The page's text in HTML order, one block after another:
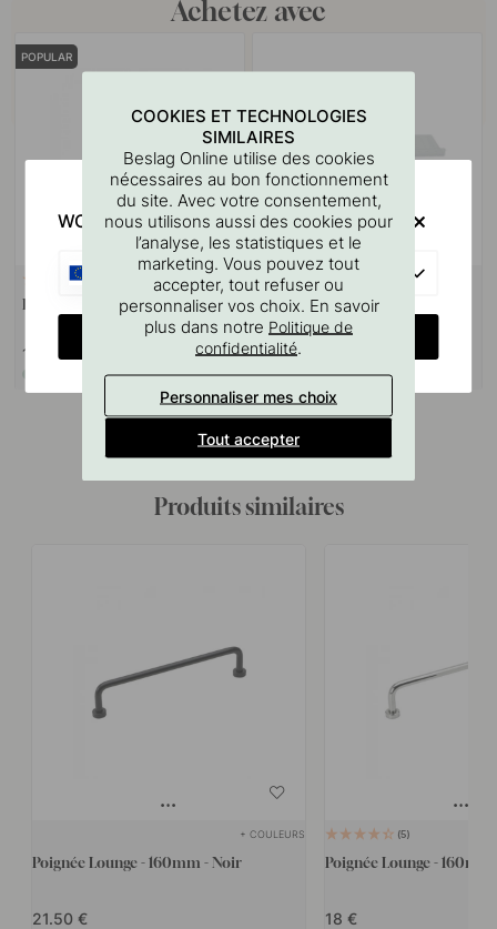
Achetez avec
POPULAR
+ COULEURS
Bouton Mynta - Plaqué Nickel
14 €
127
Gabarit De Perçage Pour
Poignées Et Boutons
7 €
En stock
Produits similaires
+ COULEURS
Poignée Lounge - 160mm - Noir
21.50
5
Poignée Lounge -
18
COOKIES ET TECHNOLOGIES
SIMILAIRES
Beslag Online utilise des cookies
nécessaires au bon fonctionnement
du site. Avec votre consentement,
nous utilisons aussi des cookies pour
l’analyse, les statistiques et le
marketing. Vous pouvez tout
accepter, tout refuser ou
personnaliser vos choix. En savoir
plus dans notre Politique de
confidentialité.
Personnaliser mes choix
Tout accepter
WOULD YOU RATHER VISIT?
CHANGE COUNTRY